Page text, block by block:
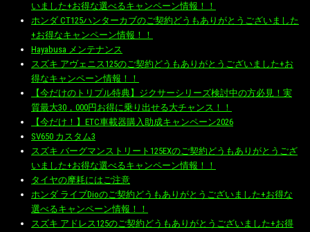
いました+お得な選べるキャンペーン情報！！
ホンダ CT125ハンターカブのご契約どうもありがとうございました
+お得なキャンペーン情報！！
Hayabusa メンテナンス
スズキ アヴェニス125のご契約どうもありがとうございました+お
得なキャンペーン情報！！
【今だけのトリプル特典】ジクサーシリーズ検討中の方必見！実
質最大30，000円お得に乗り出せる大チャンス！！
【今だけ！】ETC車載器購入助成キャンペーン2026
SV650 カスタム3
スズキ バーグマンストリート125EXのご契約どうもありがとうござ
いました+お得な選べるキャンペーン情報！！
タイヤの摩耗にはご注意
ホンダ ライブDioのご契約どうもありがとうございました+お得な
選べるキャンペーン情報！！
スズキ アドレス125のご契約どうもありがとうございました+お得